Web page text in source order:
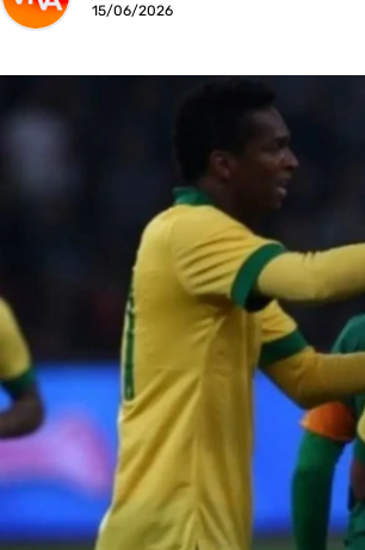
15/06/2026